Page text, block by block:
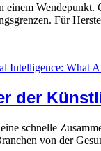
einem
Für
der
schnelle
von der